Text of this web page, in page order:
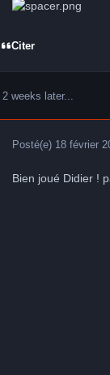
Citer
2 weeks later...
Posté(e) 18 février
Bien joué Didier !